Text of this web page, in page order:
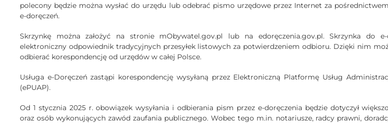
polecony będzie można wysłać do urzędu lub odebrać pismo urzędowe przez Internet za
e-doręczeń.
Skrzynkę można założyć na stronie mObywatel.gov.pl lub na edoręczenia.gov.pl. Skrzynka do
elektroniczny odpowiednik tradycyjnych przesyłek listowych za potwierdzeniem odbioru. Dzięki nim
odbierać korespondencję od urzędów w całej Polsce.
Usługa e-Doręczeń zastąpi korespondencję wysyłaną przez Elektroniczną Platformę Usług
(ePUAP).
Od 1 stycznia 2025 r. obowiązek wysyłania i odbierania pism przez e-doręczenia będzie dotyczył
oraz osób wykonujących zawód zaufania publicznego. Wobec tego m.in. notariusze, radcy prawni,